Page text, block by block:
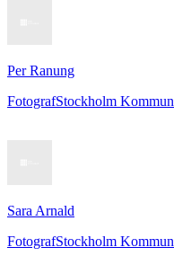
Per Ranung
FotografStockholm Kommun
Sara Arnald
FotografStockholm Kommun